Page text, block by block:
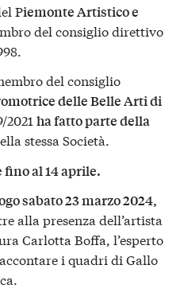
Piemonte Artistico e
del consiglio direttivo
del consiglio
delle Belle Arti di
2021 ha fatto parte della
stessa Società.
al 14 aprile.
sabato 23 marzo 2024,
alla presenza dell’artista
Carlotta Boffa, l’esperto
i quadri di Gallo